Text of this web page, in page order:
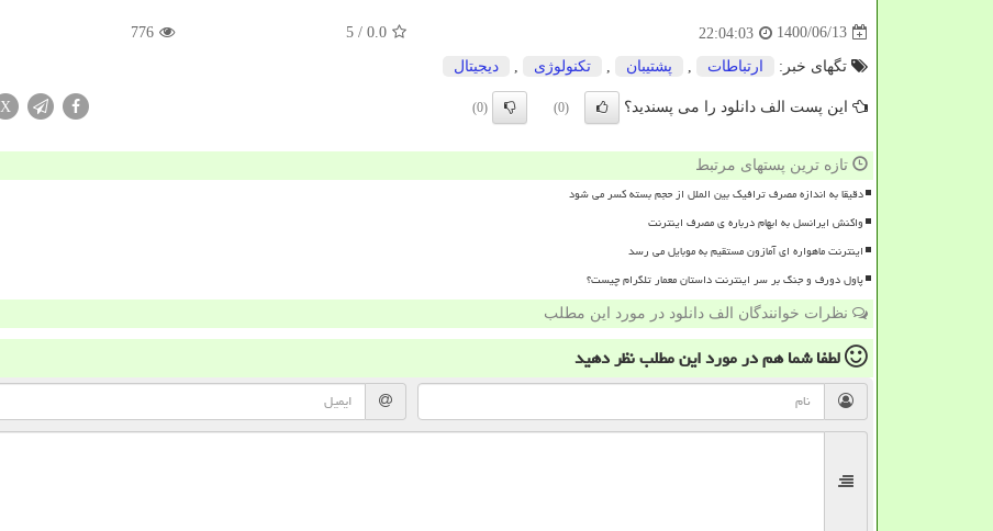
1400/06/13
22:04:03
0.0
/ 5
776
تگهای خبر: ارتباطات پشتیبان تكنولوژی دیجیتال
این پست الف دانلود را می پسندید؟ (0)
(0)
X
تازه ترین پستهای مرتبط
دقیقا به اندازه مصرف ترافیک بین الملل از حجم بسته کسر می شود
واکنش ایرانسل به ابهام درباره ی مصرف اینترنت
اینترنت ماهواره ای آمازون مستقیم به موبایل می رسد
پاول دورف و جنگ بر سر اینترنت داستان معمار تلگرام چیست؟
نظرات خوانندگان الف دانلود در مورد این مطلب
لطفا شما همدر مورد این مطلبنظر دهید